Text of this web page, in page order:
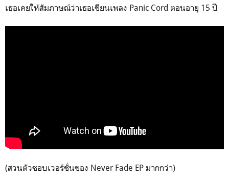
เธอเคยให้สัมภาษณ์ว่าเธอเขียนเพลง Panic Cord ตอนอายุ 15 ปี
(ส่วนตัวชอบเวอร์ชั่นของ Never Fade EP มากกว่า)